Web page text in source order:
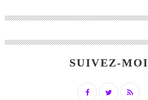
SUIVEZ-MOI